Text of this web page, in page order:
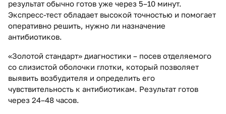
результат обычно готов уже через 5–10 минут.
Экспресс-тест обладает высокой точностью и помогает
оперативно решить, нужно ли назначение
антибиотиков.
«Золотой стандарт» диагностики – посев отделяемого
со слизистой оболочки глотки, который позволяет
выявить возбудителя и определить его
чувствительность к антибиотикам. Результат готов
через 24–48 часов.